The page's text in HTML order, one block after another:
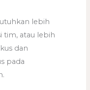
lebih
tim, atau lebih
dan
pada